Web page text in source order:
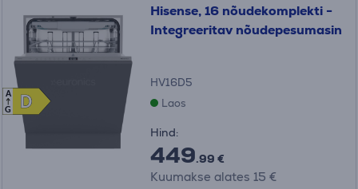
D
D
A
G
Hisense, 16 nõudekomplekti -
Integreeritav nõudepesumasin
HV16D5
Laos
Hind:
449.99 €
Kuumakse alates 15 €